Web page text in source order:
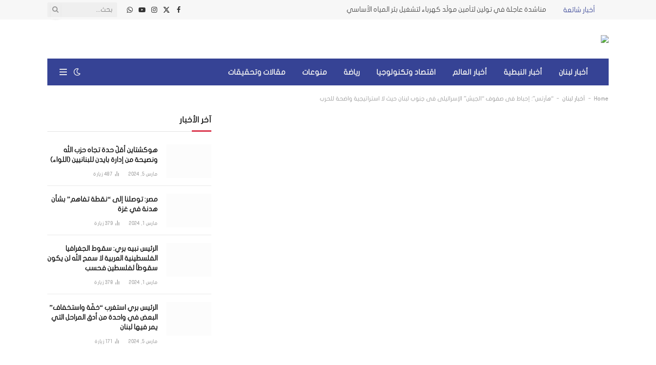
أخبار شائعة مناشدة عاجلة في تولين لتأمين مولّد كهرباء لتشغيل بئر المياه الأساسي
فيسبوك
X
الانستغرام
يوتيوبواتساب
أخبار لبنان أخبار النبطية أخبار العالم اقتصاد وتكنولوجيا رياضة منوعات مقالات وتحقيقات
Home
- أخبار لبنان - “هآرتس”: إحباط في صفوف “الجيش” الإسرائيلي في جنوب لبنان حيث لا استراتيجية واضحة للحرب
آخر الأخبار
هوكشتاين أقلّ حدة تجاه حزب الله
ونصيحة من إدارة بايدن للبنانيين (اللواء)
مارس 5, 2024 487 زيارة
مصر: توصلنا إلى “نقطة تفاهم” بشأن
هدنة في غزة
مارس 1, 2024 379 زيارة
الرئيس نبيه بري: سقوط الجغرافيا
الفلسطينية العربية لا سمح الله لن يكون
سقوطاً لفلسطين فحسب
مارس 1, 2024 378 زيارة
الرئيس بري استغرب “خفّة واستخفاف”
البعض في واحدة من أدق المراحل التي
يمر فيها لبنان
مارس 5, 2024 171 زيارة